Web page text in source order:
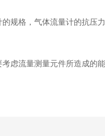
规格，气体流量计的抗压
虑流量测量元件所造成的